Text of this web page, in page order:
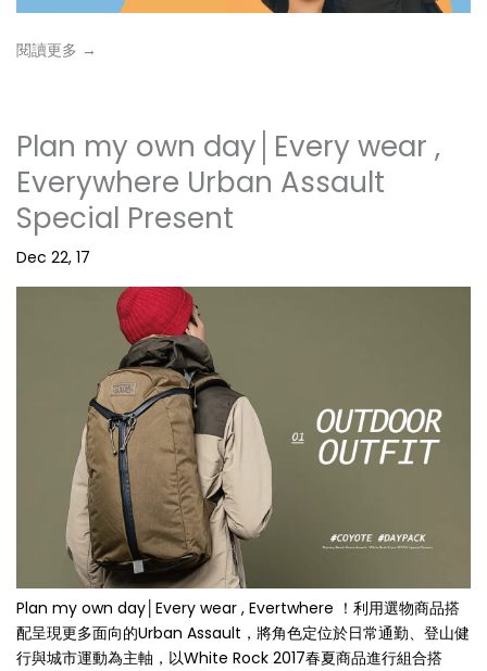
閱讀更多 →
Plan my own day│Every wear ,
Everywhere Urban Assault
Special Present
Dec 22, 17
Plan my own day│Every wear , Evertwhere ！利用選物商品搭
配呈現更多面向的Urban Assault，將角色定位於日常通勤、登山健
行與城市運動為主軸，以White Rock 2017春夏商品進行組合搭